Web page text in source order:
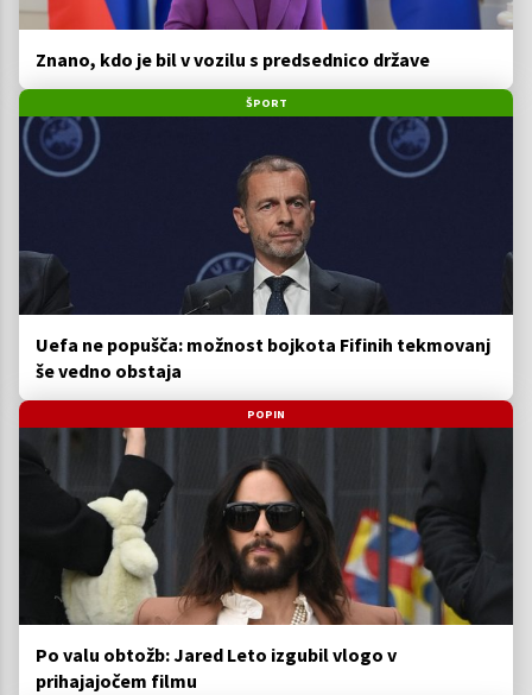
Znano, kdo je bil v vozilu s predsednico države
ŠPORT
Uefa ne popušča: možnost bojkota Fifinih tekmovanj
še vedno obstaja
POPIN
Po valu obtožb: Jared Leto izgubil vlogo v
prihajajočem filmu